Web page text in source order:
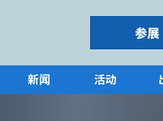
参展
新闻 活动